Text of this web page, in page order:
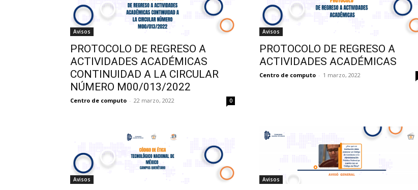
Avisos
PROTOCOLO DE REGRESO A
ACTIVIDADES ACADÉMICAS
CONTINUIDAD A LA CIRCULAR
NÚMERO M00/013/2022
Centro de computo - 22 marzo, 2022 0
Avisos
PROTOCOLO DE REGRESO A
ACTIVIDADES ACADÉMICAS
Centro de computo - 1 marzo, 2022
Avisos Avisos